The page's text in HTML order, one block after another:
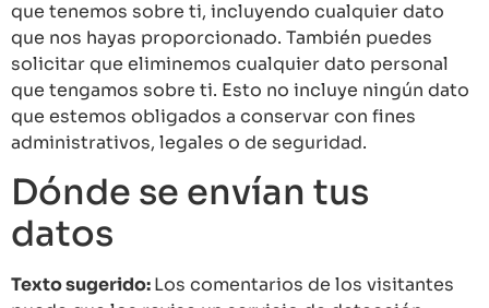
que tenemos sobre ti, incluyendo cualquier dato
que nos hayas proporcionado. También puedes
solicitar que eliminemos cualquier dato personal
que tengamos sobre ti. Esto no incluye ningún dato
que estemos obligados a conservar con fines
administrativos, legales o de seguridad.
Dónde se envían tus
datos
Texto sugerido:Los comentarios de los visitantes